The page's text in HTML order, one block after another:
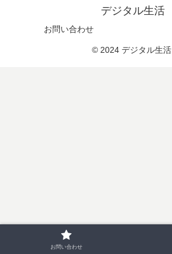
デジタル生活
お問い合わせ
© 2024 デジタル生活.
お問い合わせ